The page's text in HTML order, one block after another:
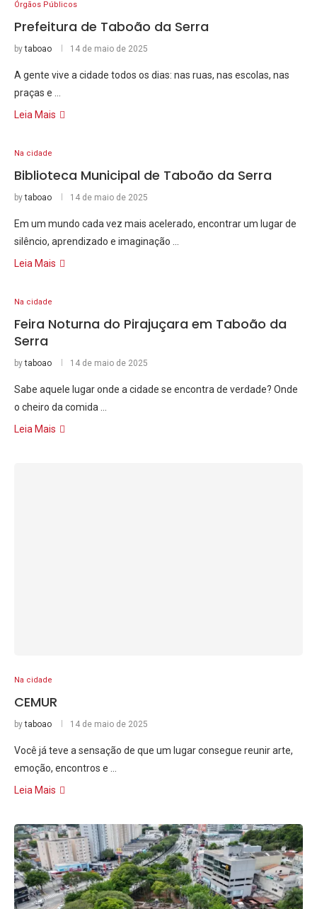
Órgãos Públicos
Prefeitura de Taboão da Serra
bytaboao 14 de maio de 2025
A gente vive a cidade todos os dias: nas ruas, nas escolas, nas
praças e …
Leia Mais
Na cidade
Biblioteca Municipal de Taboão da Serra
bytaboao 14 de maio de 2025
Em um mundo cada vez mais acelerado, encontrar um lugar de
silêncio, aprendizado e imaginação …
Leia Mais
Na cidade
Feira Noturna do Pirajuçara em Taboão da
Serra
bytaboao 14 de maio de 2025
Sabe aquele lugar onde a cidade se encontra de verdade? Onde
o cheiro da comida …
Leia Mais
Na cidade
CEMUR
bytaboao 14 de maio de 2025
Você já teve a sensação de que um lugar consegue reunir arte,
emoção, encontros e …
Leia Mais